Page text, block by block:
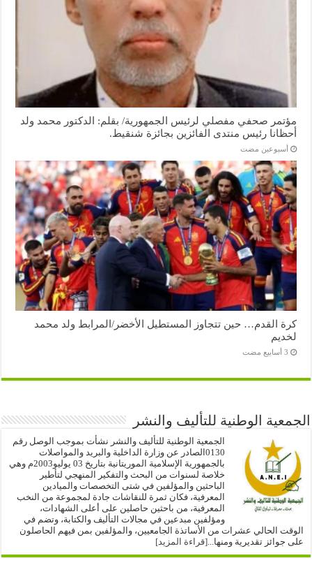
مؤتمر صحفي مفصلي لرئيس الجمهورية/ بقلم: الدكتور محمد ولد
أحظانا رئيس منتدى الفائزين بجائزة شنقيط.
‏أسبوعين مضت
كرة القدم… حين تتجاوز المستطيل الأخضر/المرابط ولد محمد
لخديم
الجمعية الوطنية للتأليف والنشر
الجمعية الوطنية للتأليف والنشر نشأت بموجب الوصل رقم
0130الصادر عن وزارة الداخلية والبريد والمواصلات
بالجمهورية الإسلامية الموريتانية بتاريخ 03 يوليو2003م وهي
خلاصة لسنوات من البحث والتفكير المنهجي لتأطير
الباحثين والمؤلفين في شتى التخصصات والميادين
المعرفية، فكان ثمرة للنقاشات جادة لمجموعة من النخب
المعرفية، من باحثين حاصلين على أعلى الشهادات،
ومؤلفين مبدعين في مجالات التأليف والكتابة، وتضم في
الوقت الحالي عشرات من الأساتذة الجامعيين، والمؤلفين بمن فيهم الحاصلون
على جوائز تقديرية ومنها...[قراءة المزيد]